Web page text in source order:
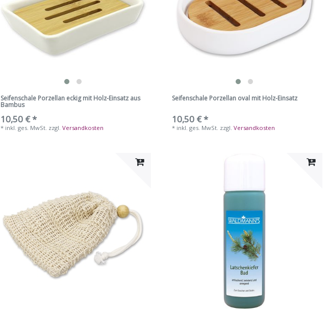
Seifenschale Porzellan eckig mit Holz-Einsatz aus
Bambus
10,50 € *
* inkl. ges. MwSt. zzgl.Versandkosten
Seifenschale Porzellan oval mit Holz-Einsatz
10,50 € *
* inkl. ges. MwSt. zzgl.Versandkosten